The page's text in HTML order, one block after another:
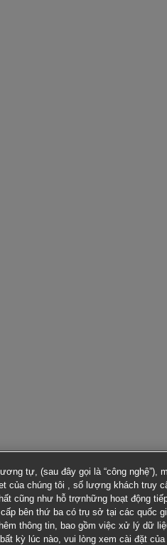
tự, (sau đây gọi là “công nghệ”),
của chúng tôi , số lượng khách truy
cũng như hỗ trợnhững hoạt động
bên thứ ba có trụ sở tại các quốc
thông tin, bao gồm việc xử lý dữ
kỳ lúc nào, vui lòng xem cài đặt của